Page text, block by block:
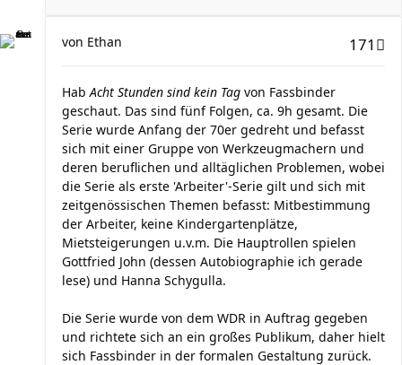
171
von Ethan
HabAcht Stunden sind kein Tag von Fassbinder
geschaut. Das sind fünf Folgen, ca. 9h gesamt. Die
Serie wurde Anfang der 70er gedreht und befasst
sich mit einer Gruppe von Werkzeugmachern und
deren beruflichen und alltäglichen Problemen, wobei
die Serie als erste 'Arbeiter'-Serie gilt und sich mit
zeitgenössischen Themen befasst: Mitbestimmung
der Arbeiter, keine Kindergartenplätze,
Mietsteigerungen u.v.m. Die Hauptrollen spielen
Gottfried John (dessen Autobiographie ich gerade
lese) und Hanna Schygulla.
Die Serie wurde von dem WDR in Auftrag gegeben
und richtete sich an ein großes Publikum, daher hielt
sich Fassbinder in der formalen Gestaltung zurück.